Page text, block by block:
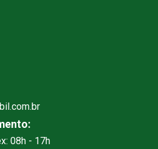
08h - 17h